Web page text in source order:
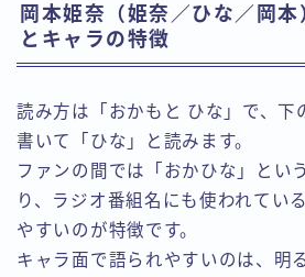
岡本姫奈（姫奈／ひな／岡
とキャラの特徴
読み方は「おかもと ひな」で、下
書いて「ひな」と読みます。
ファンの間では「おかひな」とい
り、ラジオ番組名にも使われてい
やすいのが特徴です。
キャラ面で語られやすいのは、明